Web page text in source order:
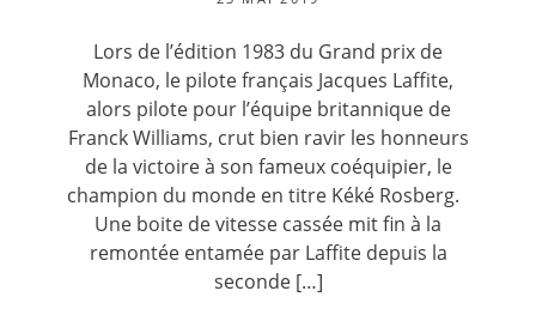
Lors de l’édition 1983 du Grand prix de
Monaco, le pilote français Jacques Laffite,
alors pilote pour l’équipe britannique de
Franck Williams, crut bien ravir les honneurs
de la victoire à son fameux coéquipier, le
champion du monde en titre Kéké Rosberg.
Une boite de vitesse cassée mit fin à la
remontée entamée par Laffite depuis la
seconde […]